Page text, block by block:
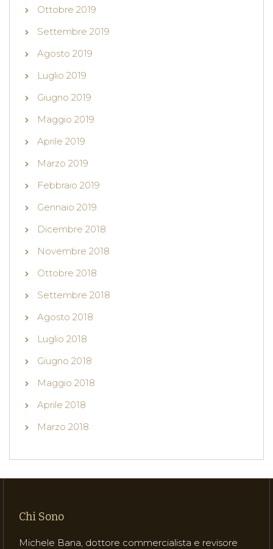
Ottobre 2019
Settembre 2019
Agosto 2019
Luglio 2019
Giugno 2019
Maggio 2019
Aprile 2019
Marzo 2019
Febbraio 2019
Gennaio 2019
Dicembre 2018
Novembre 2018
Ottobre 2018
Settembre 2018
Agosto 2018
Luglio 2018
Giugno 2018
Maggio 2018
Aprile 2018
Marzo 2018
Chi Sono
Michele Bana, dottore commercialista e revisore